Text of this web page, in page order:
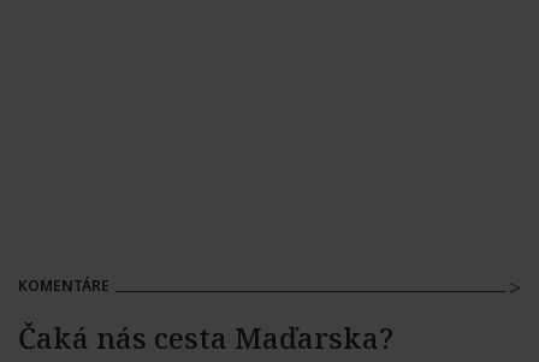
KOMENTÁRE
Čaká nás cesta Maďarska?